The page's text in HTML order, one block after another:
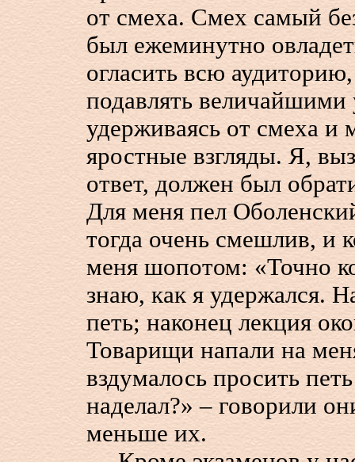
от смеха. Смех самый
был ежеминутно
огласить всю
подавлять
удерживаясь от смеха и
яростные взгляды. Я,
ответ, должен был
Для меня пел
тогда очень смешлив, и
меня шопотом: «Точно
знаю, как я удержался.
петь; наконец лекция
Товарищи напали на
вздумалось просить
наделал?» – говорили
меньше их.